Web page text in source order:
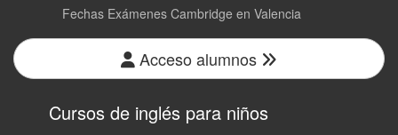
Fechas Exámenes Cambridge en Valencia
Acceso alumnos
Cursos de inglés para niños